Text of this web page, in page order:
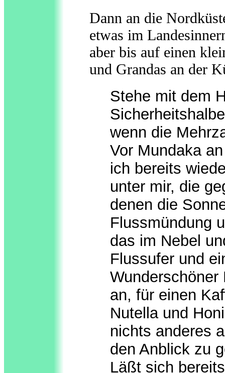
Dann an die
etwas im
aber bis auf einen
und Grandas an der
Stehe mit dem
wenn die
Vor Mundaka
ich bereits
unter mir, die
denen die
Flussmündung
das im Nebel
Flussufer und
an, für einen
Nutella und
nichts anderes
den Anblick zu
Läßt sich